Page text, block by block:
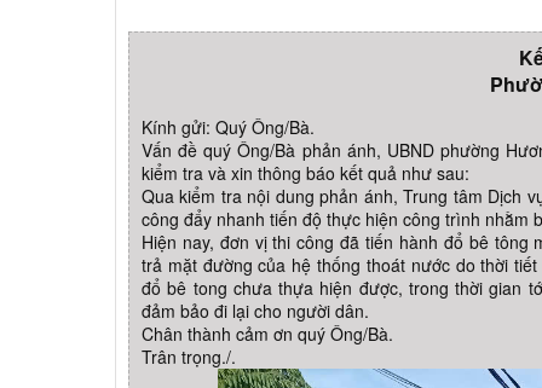
Kính gửi: Quý Ông/Bà.
Vấn đề quý Ông/Bà phản ánh, UBND phường
kiểm tra và xin thông báo kết quả như sau:
Qua kiểm tra nội dung phản ánh, Trung tâm Dịch
công đẩy nhanh tiến độ thực hiện công trình nhằm
Hiện nay, đơn vị thi công đã tiến hành đổ bê
trả mặt đường của hệ thống thoát nước do thời
đổ bê tong chưa thựa hiện được, trong thời gian
đảm bảo đi lại cho người dân.
Chân thành cảm ơn quý Ông/Bà.
Trân trọng./.